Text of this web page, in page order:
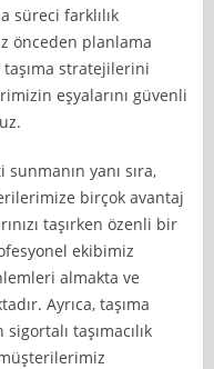
süreci farklılık
önceden planlama
stratejilerini
eşyalarını güvenli
yanı sıra,
birçok avantaj
taşırken özenli bir
ekibimiz
almakta ve
Ayrıca, taşıma
taşımacılık